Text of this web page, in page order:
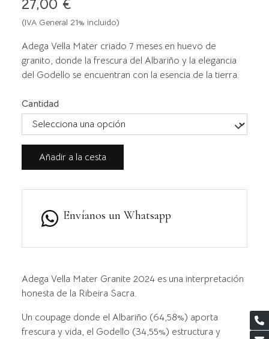
27,00 €
(IVA General 21% incluido)
Adega Vella Mater criado 7 meses en huevo de
granito, donde la frescura del Albariño y la elegancia
del Godello se encuentran con la esencia de la tierra.
Cantidad
Añadir a la cesta
Envíanos un Whatsapp
Adega Vella Mater Granite 2024 es una interpretación
honesta de la Ribeira Sacra.
Un coupage donde el Albariño (64,58%) aporta
frescura y vida, el Godello (34,55%) estructura y